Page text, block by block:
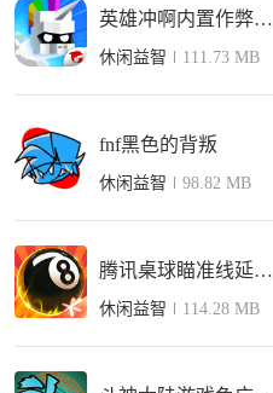
英雄冲啊内置作弊菜单版
休闲益智 111.73 MB
fnf黑色的背叛
休闲益智 98.82 MB
腾讯桌球瞄准线延长工具
休闲益智 114.28 MB